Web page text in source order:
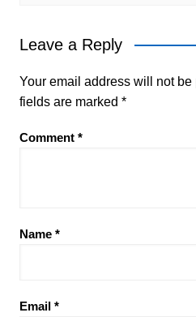
Leave a Reply
Your email address will not be
fields are marked *
Comment *
Name *
Email *